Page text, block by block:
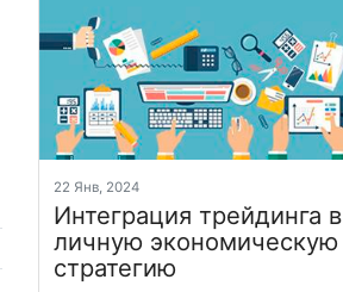
22 Янв, 2024
Интеграция трейдинга в
личную экономическую
стратегию